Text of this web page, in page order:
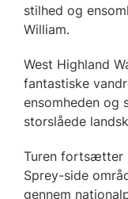
stilhed og
William.
West Highland
fantastiske
ensomheden og
storslåede
Turen fortsætter
Sprey-side
gennem